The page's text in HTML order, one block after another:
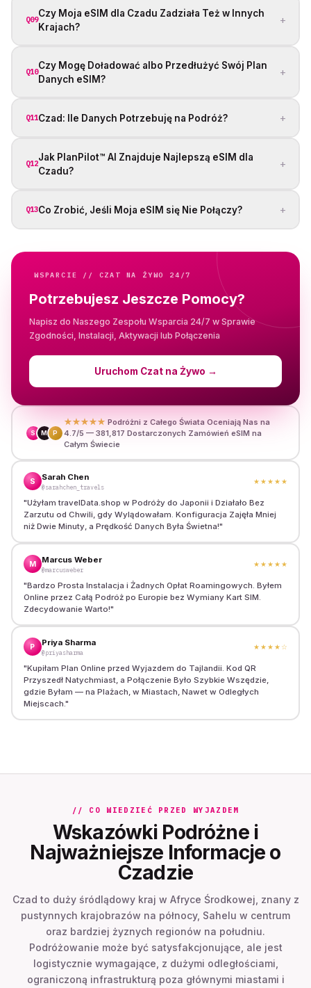
Q09
Czy Moja eSIM dla Czadu Zadziała Też w Innych
Krajach?
+
Q10
Czy Mogę Doładować albo Przedłużyć Swój Plan
Danych eSIM?
+
Q11Czad: Ile Danych Potrzebuję na Podróż? +
Q12
Jak PlanPilot™ AI Znajduje Najlepszą eSIM dla
Czadu?
+
Q13Co Zrobić, Jeśli Moja eSIM się Nie Połączy? +
WSPARCIE // CZAT NA ŻYWO 24/7
Potrzebujesz Jeszcze Pomocy?
Napisz do Naszego Zespołu Wsparcia 24/7 w Sprawie
Zgodności, Instalacji, Aktywacji lub Połączenia
Uruchom Czat na Żywo →
S M P
★★★★★ Podróżni z Całego Świata Oceniają Nas na
4.7/5 — 381,817 Dostarczonych Zamówień eSIM na
Całym Świecie
S Sarah Chen
@sarahchen_travels
★★★★★
"Użyłam travelData.shop w Podróży do Japonii i Działało Bez
Zarzutu od Chwili, gdy Wylądowałam. Konfiguracja Zajęła Mniej
niż Dwie Minuty, a Prędkość Danych Była Świetna!"
M Marcus Weber
@marcusweber
★★★★★
"Bardzo Prosta Instalacja i Żadnych Opłat Roamingowych. Byłem
Online przez Całą Podróż po Europie bez Wymiany Kart SIM.
Zdecydowanie Warto!"
P Priya Sharma
@priyasharma
★★★★ ☆
"Kupiłam Plan Online przed Wyjazdem do Tajlandii. Kod QR
Przyszedł Natychmiast, a Połączenie Było Szybkie Wszędzie,
gdzie Byłam — na Plażach, w Miastach, Nawet w Odległych
Miejscach. "
// CO WIEDZIEĆ PRZED WYJAZDEM
Wskazówki Podróżne i
Najważniejsze Informacje o
Czadzie
Czad to duży śródlądowy kraj w Afryce Środkowej, znany z
pustynnych krajobrazów na północy, Sahelu w centrum
oraz bardziej żyznych regionów na południu.
Podróżowanie może być satysfakcjonujące, ale jest
logistycznie wymagające, z dużymi odległościami,
ograniczoną infrastrukturą poza głównymi miastami i